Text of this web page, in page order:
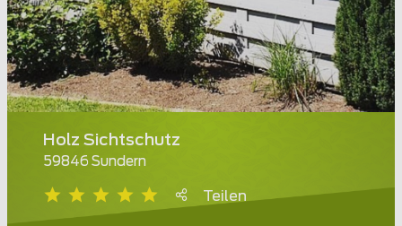
Holz Sichtschutz
59846 Sundern
Teilen